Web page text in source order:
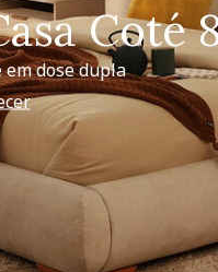
Coté
dose dupla